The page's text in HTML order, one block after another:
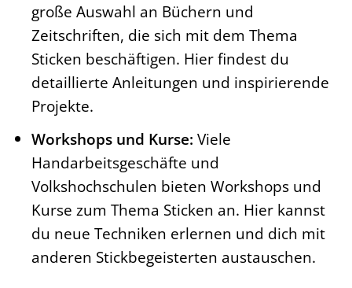
große Auswahl an Büchern und
Zeitschriften, die sich mit dem Thema
Sticken beschäftigen. Hier findest du
detaillierte Anleitungen und inspirierende
Projekte.
Workshops und Kurse: Viele
Handarbeitsgeschäfte und
Volkshochschulen bieten Workshops und
Kurse zum Thema Sticken an. Hier kannst
du neue Techniken erlernen und dich mit
anderen Stickbegeisterten austauschen.